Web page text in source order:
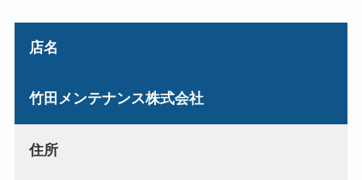
店名
竹田メンテナンス株式会社
住所